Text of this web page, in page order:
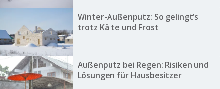
Winter-Außenputz: So gelingt’s
trotz Kälte und Frost
Außenputz bei Regen: Risiken und
Lösungen für Hausbesitzer